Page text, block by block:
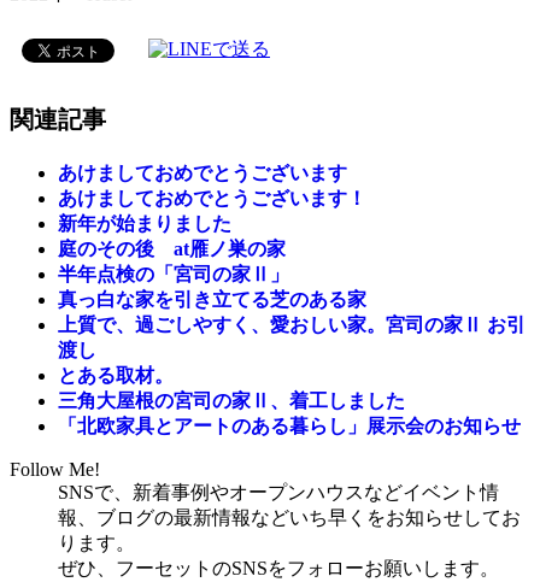
関連記事
あけましておめでとうございます
あけましておめでとうございます！
新年が始まりました
庭のその後 at雁ノ巣の家
半年点検の「宮司の家Ⅱ」
真っ白な家を引き立てる芝のある家
上質で、過ごしやすく、愛おしい家。宮司の家Ⅱ お引
渡し
とある取材。
三角大屋根の宮司の家Ⅱ、着工しました
「北欧家具とアートのある暮らし」展示会のお知らせ
Follow Me!
SNSで、新着事例やオープンハウスなどイベント情
報、ブログの最新情報などいち早くをお知らせしてお
ります。
ぜひ、フーセットのSNSをフォローお願いします。